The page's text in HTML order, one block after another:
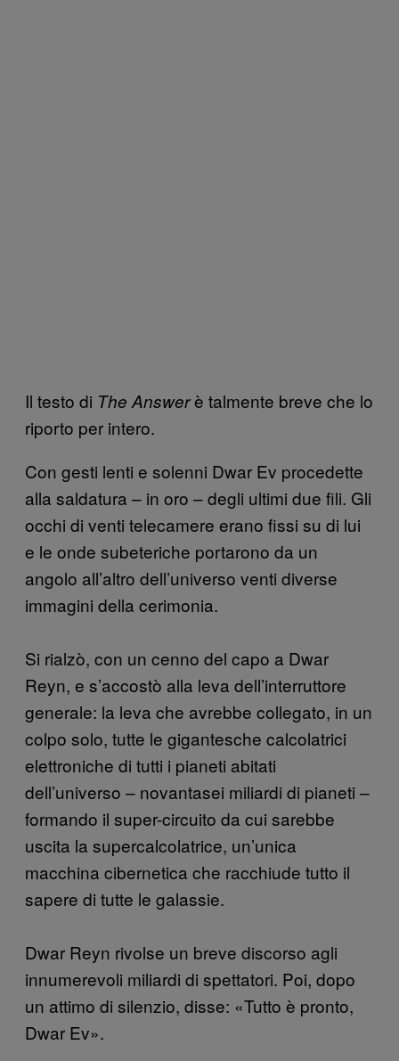
Il testo di The Answerè talmente breve che lo
riporto per intero.
Con gesti lenti e solenni Dwar Ev procedette
alla saldatura – in oro – degli ultimi due fili. Gli
occhi di venti telecamere erano fissi su di lui
e le onde subeteriche portarono da un
angolo all’altro dell’universo venti diverse
immagini della cerimonia.
Si rialzò, con un cenno del capo a Dwar
Reyn, e s’accostò alla leva dell’interruttore
generale: la leva che avrebbe collegato, in un
colpo solo, tutte le gigantesche calcolatrici
elettroniche di tutti i pianeti abitati
dell’universo – novantasei miliardi di pianeti –
formando il super-circuito da cui sarebbe
uscita la supercalcolatrice, un’unica
macchina cibernetica che racchiude tutto il
sapere di tutte le galassie.
Dwar Reyn rivolse un breve discorso agli
innumerevoli miliardi di spettatori. Poi, dopo
un attimo di silenzio, disse: «Tutto è pronto,
Dwar Ev».